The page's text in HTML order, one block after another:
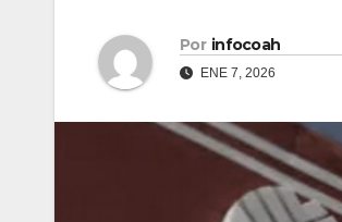
Por infocoah
ENE 7, 2026